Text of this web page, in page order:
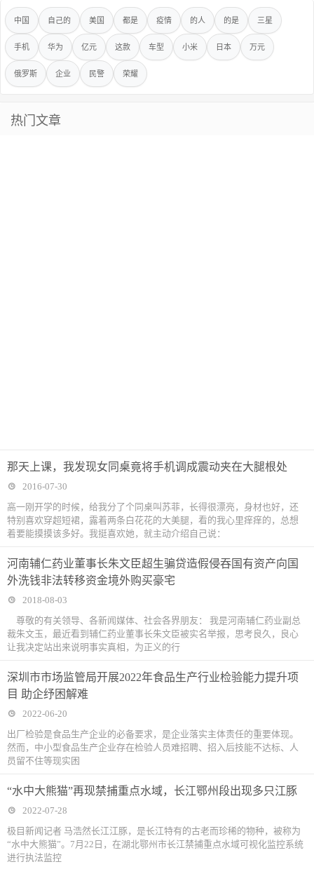
中国 自己的 美国 都是 疫情 的人 的是 三星
手机 华为 亿元 这款 车型 小米 日本 万元
俄罗斯 企业 民警 荣耀
热门文章
那天上课，我发现女同桌竟将手机调成震动夹在大腿根处
2016-07-30
高一刚开学的时候，给我分了个同桌叫苏菲，长得很漂亮，身材也好，还
特别喜欢穿超短裙，露着两条白花花的大美腿，看的我心里痒痒的，总想
着要能摸摸该多好。我挺喜欢她，就主动介绍自己说：
河南辅仁药业董事长朱文臣超生骗贷造假侵吞国有资产向国
外洗钱非法转移资金境外购买豪宅
2018-08-03
尊敬的有关领导、各新闻媒体、社会各界朋友： 我是河南辅仁药业副总
裁朱文玉，最近看到辅仁药业董事长朱文臣被实名举报，思考良久，良心
让我决定站出来说明事实真相，为正义的行
深圳市市场监管局开展2022年食品生产行业检验能力提升项
目 助企纾困解难
2022-06-20
出厂检验是食品生产企业的必备要求，是企业落实主体责任的重要体现。
然而，中小型食品生产企业存在检验人员难招聘、招入后技能不达标、人
员留不住等现实困
“水中大熊猫”再现禁捕重点水域，长江鄂州段出现多只江豚
2022-07-28
极目新闻记者 马浩然长江江豚，是长江特有的古老而珍稀的物种，被称为
“水中大熊猫”。7月22日，在湖北鄂州市长江禁捕重点水域可视化监控系统
进行执法监控